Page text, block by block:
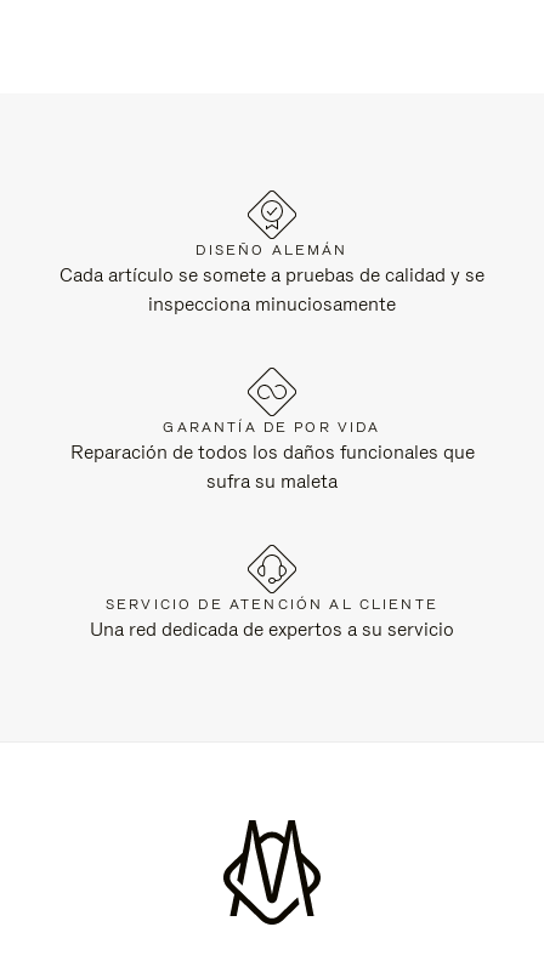
DISEÑO ALEMÁN
Cada artículo se somete a pruebas de calidad y se
inspecciona minuciosamente
GARANTÍA DE POR VIDA
Reparación de todos los daños funcionales que
sufra su maleta
SERVICIO DE ATENCIÓN AL CLIENTE
Una red dedicada de expertos a su servicio